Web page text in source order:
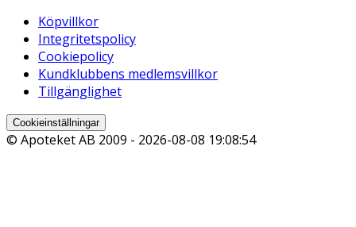
Köpvillkor
Integritetspolicy
Cookiepolicy
Kundklubbens medlemsvillkor
Tillgänglighet
Cookieinställningar
© Apoteket AB 2009 - 2026-08-08 19:08:54